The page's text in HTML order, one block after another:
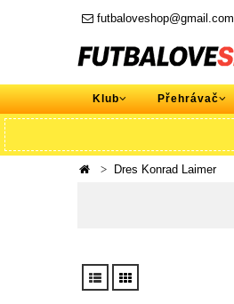
futbaloveshop@gmail.com
Klub Přehrávač
Dres Konrad Laimer